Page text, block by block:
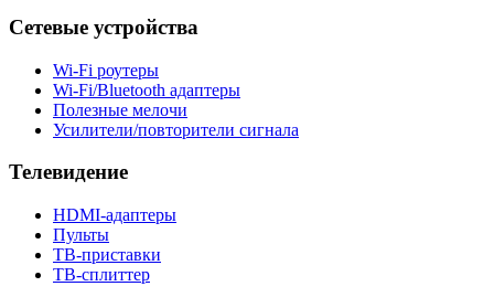
Сетевые устройства
Wi-Fi роутеры
Wi-Fi/Bluetooth адаптеры
Полезные мелочи
Усилители/повторители сигнала
Телевидение
HDMI-адаптеры
Пульты
ТВ-приставки
ТВ-сплиттер